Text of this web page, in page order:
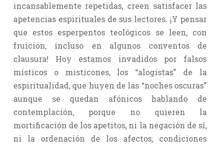
incansablemente repetidas, creen satisfacer las
apetencias espirituales de sus lectores. ¡Y pensar
que estos esperpentos teológicos se leen, con
fruición, incluso en algunos conventos de
clausura! Hoy estamos invadidos por falsos
místicos o misticones, los “alogistas” de la
espiritualidad, que huyen de las “noches oscuras”
aunque se quedan afónicos hablando de
contemplación, porque no quieren la
mortificación de los apetitos, ni la negación de sí,
ni la ordenación de los afectos, condiciones